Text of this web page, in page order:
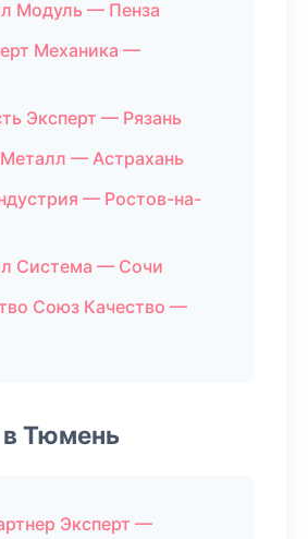
Модуль — Пенза
Механика —
Эксперт — Рязань
— Астрахань
— Ростов-на-
Система — Сочи
Союз Качество —
Тюмень
Эксперт —